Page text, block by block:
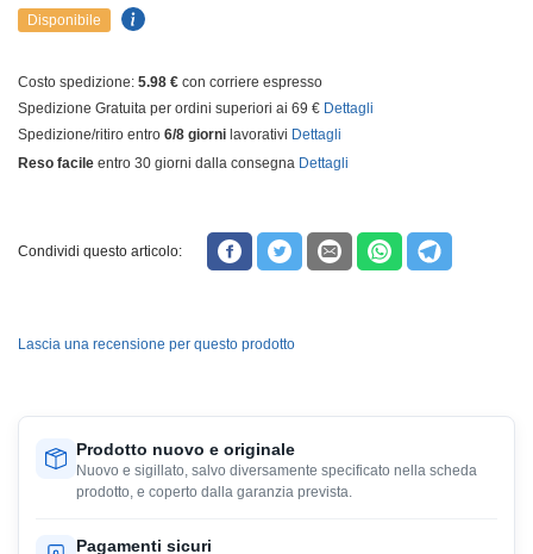
Disponibile
Costo spedizione: 5.98 € con corriere espresso
Spedizione Gratuita per ordini superiori ai 69 € Dettagli
Spedizione/ritiro entro 6/8 giorni lavorativi Dettagli
Reso facile entro 30 giorni dalla consegna Dettagli
Condividi questo articolo:
Lascia una recensione per questo prodotto
Prodotto nuovo e originale
Nuovo e sigillato, salvo diversamente specificato nella scheda
prodotto, e coperto dalla garanzia prevista.
Pagamenti sicuri